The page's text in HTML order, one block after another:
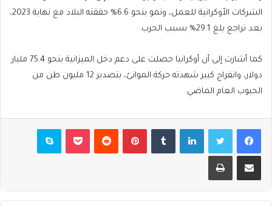
الشركات الأوكرانية للعمل، ونمو بنحو 6.6% حققته البلاد مع نهاية 2023،
بعد تراجع بلغ 29.1% بسبب الحرب.
كما أشارت إلى أن أوكرانيا حصلت على دعم دخل الميزانية بنحو 75.4 مليار
دولار، وانفراج كبير شهدته حركة الموانئ، بتصدير 12 مليون طن من
الحبوب العام الماضي.
فيسبوكتويتر لينكدإن بينتيريست بوكيت سكايب
مشاركة عبر البريد طباعة